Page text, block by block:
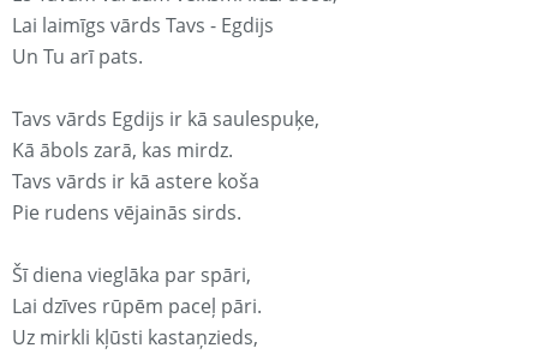
Lai laimīgs vārds Tavs - Egdijs
Un Tu arī pats.
Tavs vārds Egdijs ir kā saulespuķe,
Kā ābols zarā, kas mirdz.
Tavs vārds ir kā astere koša
Pie rudens vējainās sirds.
Šī diena vieglāka par spāri,
Lai dzīves rūpēm paceļ pāri.
Uz mirkli kļūsti kastaņzieds,